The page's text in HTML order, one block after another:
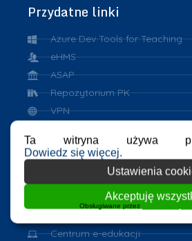
Przydatne linki
Azure Dev Tools for Teaching
eHMS
ASAP
Repozytorium PK
VPN
Dla studentów
Harmonogram zajęć
Centrum e-edukacji
Ta witryna używa
Dowiedz się więcej.
Ustawienia
Akceptuję
Obsługiwane przez